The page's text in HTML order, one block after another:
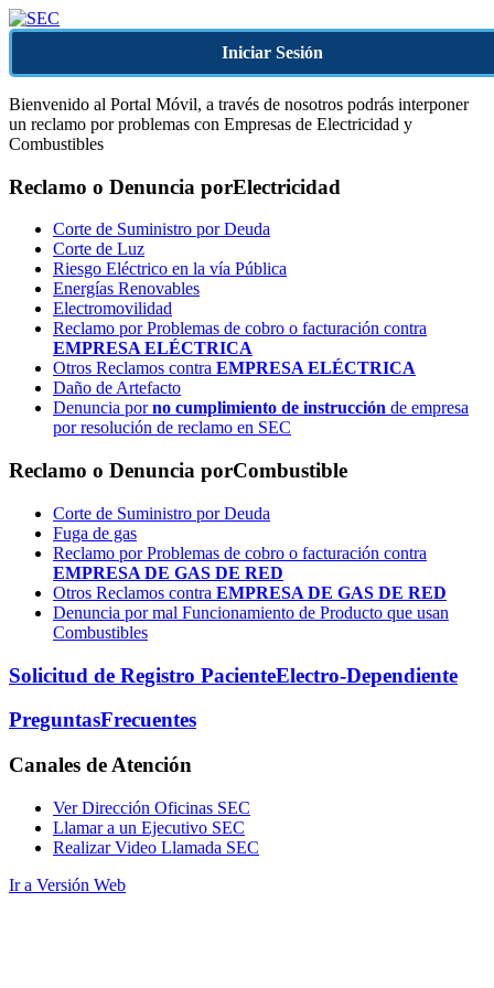
Iniciar Sesión
Bienvenido al Portal Móvil, a través de nosotros podrás interponer
un reclamo por problemas con Empresas de Electricidad y
Combustibles
Reclamo o Denuncia porElectricidad
Corte de Suministro por Deuda
Corte de Luz
Riesgo Eléctrico en la vía Pública
Energías Renovables
Electromovilidad
Reclamo por Problemas de cobro o facturación contra
EMPRESA ELÉCTRICA
Otros Reclamos contra EMPRESA ELÉCTRICA
Daño de Artefacto
Denuncia porno cumplimiento de instrucción de empresa
por resolución de reclamo en SEC
Reclamo o Denuncia porCombustible
Corte de Suministro por Deuda
Fuga de gas
Reclamo por Problemas de cobro o facturación contra
EMPRESA DE GAS DE RED
Otros Reclamos contra EMPRESA DE GAS DE RED
Denuncia por mal Funcionamiento de Producto que usan
Combustibles
Solicitud de Registro PacienteElectro-Dependiente
PreguntasFrecuentes
Canales de Atención
Ver Dirección Oficinas SEC
Llamar a un Ejecutivo SEC
Realizar Video Llamada SEC
Ir a Versión Web